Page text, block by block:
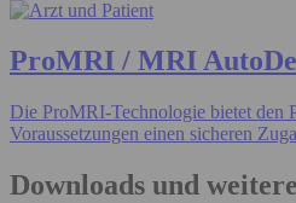
ProMRI / MRI
Die ProMRI-Technologie bietet den
Voraussetzungen einen sicheren
Downloads und